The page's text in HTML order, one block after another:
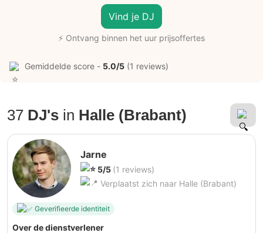
Vind je DJ
⚡ Ontvang binnen het uur prijsoffertes
Gemiddelde score - 5.0/5 (1 reviews)
37 DJ's in Halle (Brabant)
Jarne
5/5 (1 reviews)
Verplaatst zich naar Halle (Brabant)
Geverifieerde identiteit
Over de dienstverlener